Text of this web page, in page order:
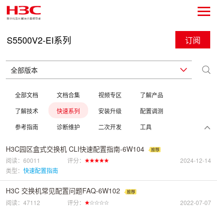
S5500V2-EI系列 订阅
全部文档 文档合集 视频专区
了解产品
了解技术
快速系列 安装升级
配置调测
参考指南
诊断维护 二次开发 工具
H3C园区盒式交换机 CLI快速配置指南-6W104
阅读：60011 评分：
2024-12-14
类型： 快速配置指南
H3C 交换机常见配置问题FAQ-6W102
阅读：47112 评分：
2022-07-07